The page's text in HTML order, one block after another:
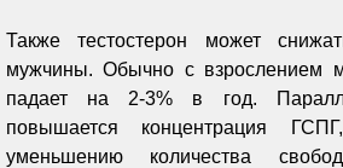
Также тестостерон может
мужчины. Обычно с взрослением
падает на 2-3% в год.
повышается концентрация
уменьшению количества